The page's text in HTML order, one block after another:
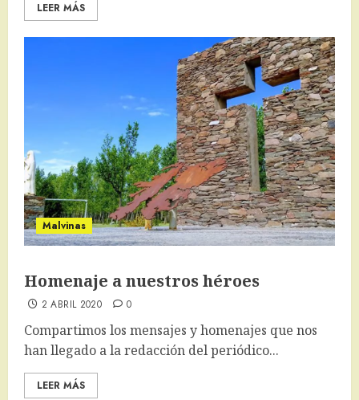
LEER MÁS
Malvinas
Homenaje a nuestros héroes
2 ABRIL 2020 0
Compartimos los mensajes y homenajes que nos
han llegado a la redacción del periódico...
LEER MÁS